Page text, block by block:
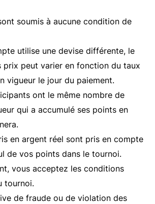
soumis à aucune condition de
utilise une devise différente, le
prix peut varier en fonction du taux
vigueur le jour du paiement.
ont le même nombre de
qui a accumulé ses points en
en argent réel sont pris en compte
de vos points dans le tournoi.
vous acceptez les conditions
tournoi.
de fraude ou de violation des